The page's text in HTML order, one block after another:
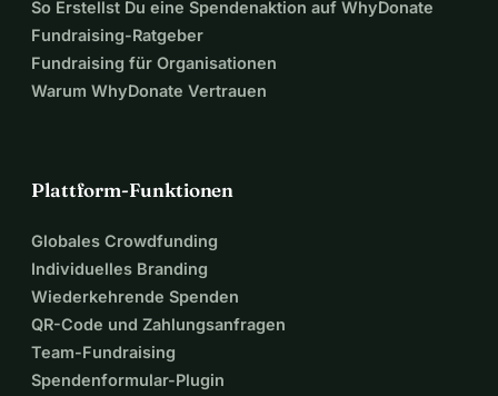
So Erstellst Du eine Spendenaktion auf WhyDonate
Fundraising-Ratgeber
Fundraising für Organisationen
Warum WhyDonate Vertrauen
Plattform-Funktionen
Globales Crowdfunding
Individuelles Branding
Wiederkehrende Spenden
QR-Code und Zahlungsanfragen
Team-Fundraising
Spendenformular-Plugin